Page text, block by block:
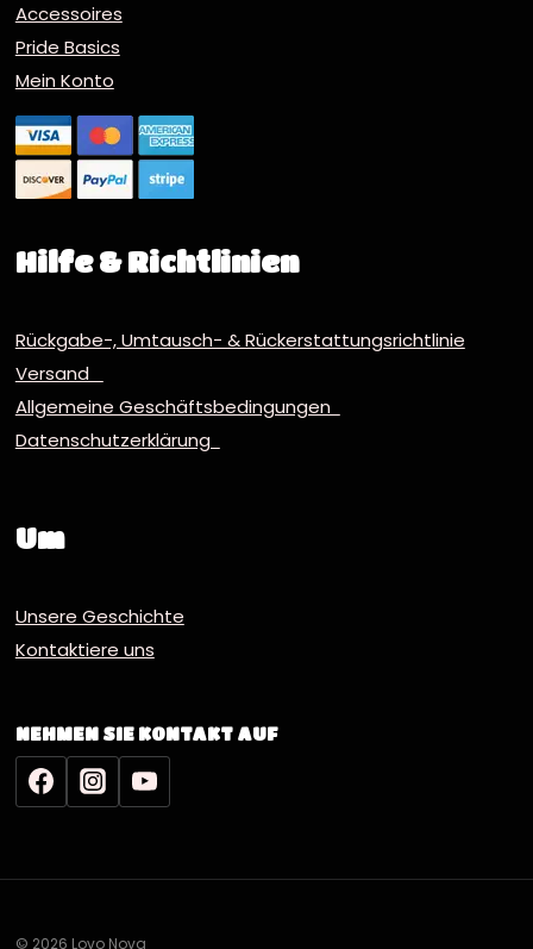
Accessoires
Pride Basics
Mein Konto
Hilfe & Richtlinien
Rückgabe-, Umtausch- & Rückerstattungsrichtlinie
Versand
Allgemeine Geschäftsbedingungen
Datenschutzerklärung
Um
Unsere Geschichte
Kontaktiere uns
NEHMEN SIE KONTAKT AUF
© 2026 Lovo Nova